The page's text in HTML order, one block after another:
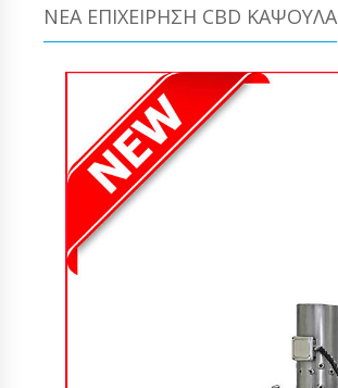
ΝΈΑ ΕΠΙΧΕΊΡΗΣΗ CBD ΚΆΨΟΥΛΑ